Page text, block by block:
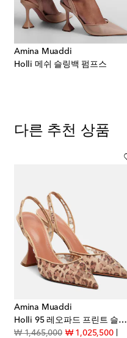
Amina Muaddi
Holli 메쉬 슬링백 펌프스
다른 추천 상품
Amina Muaddi
Holli 95 레오파드 프린트 슬링백 펌프스
₩ 1,465,000original price
₩ 1,025,500
price